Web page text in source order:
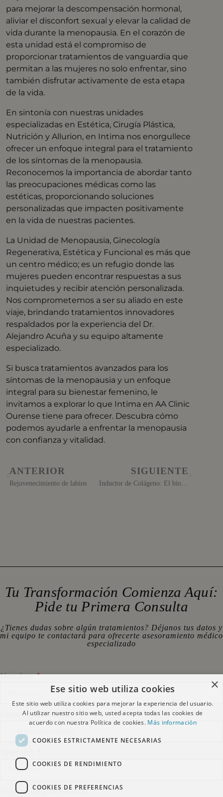
para mejorar la descompensación hormonal,
aliviar el disconfort sexual y elevar la calidad de
vida durante la menopausia. En el corazón de
esta unidad está el compromiso de
proporcionar tratamientos de vanguardia que
permitan a las mujeres no solo enfrentar, sino
también disfrutar activamente de esta etapa
de la vida.
En sintonía con nuestras unidades
especializadas en Estética, Cirugía Plástica,
Nutrición y Allurion, en Intima nos enorgullece
ofrecer un enfoque integral para el tratamiento
de los síntomas de la menopausia.
Reconocemos la importancia de abordar tanto
las preocupaciones médicas como las
estéticas, proporcionando soluciones
personalizadas que impacten positivamente
en la vida de nuestras pacientes.
La Unidad de Menopausia, Ginecología
Regenerativa, Estética y Funcional es más que
un centro médico; es un refugio donde las
mujeres pueden encontrar respuestas a sus
inquietudes y recibir atención personalizada.
Nos comprometemos a ser su aliado en este
viaje, brindando tratamientos innovadores
respaldados por la experiencia del Dr.
Alejandro Acuña y su equipo altamente
especializado.
Si busca tratamientos avanzados para los
síntomas de la menopausia y un enfoque
integral para su bienestar femenino, le
invitamos a explorar lo que Intima en AA Clinic
Ourense tiene para ofrecer. Descubra cómo
podemos ayudarle a enfrentar la menopausia
con confianza y vitalidad.
ANTERIOR
Rejuvenecimiento de labios
SIGUIENTE
Tu Transformación Comienza Aquí:
Pide tu Primera Consulta
¿Tienes dudas sobre algún tratamientos? Déjanos tus datos y
mi equipo te contactará para ofrecerte asesoramiento médico
especializado
Nombre
Correo electrónico
Ciudad de preferencia
×
Ese sitio web utiliza cookies
Este sitio web utiliza cookies para mejorar la experiencia del usuario.
Al utilizar nuestro sitio web, usted acepta todas las cookies de
acuerdo con nuestra Política de cookies. Más información
COOKIES ESTRICTAMENTE NECESARIAS
COOKIES DE RENDIMIENTO
COOKIES DE PREFERENCIAS